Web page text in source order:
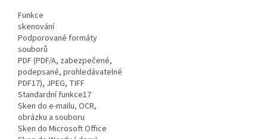
Funkce
skenování
Podporované formáty
souborů
PDF (PDF/A, zabezpečené,
podepsané, prohledávatelné
PDF17), JPEG, TIFF
Standardní funkce17
Sken do e-mailu, OCR,
obrázku a souboru
Sken do Microsoft Office